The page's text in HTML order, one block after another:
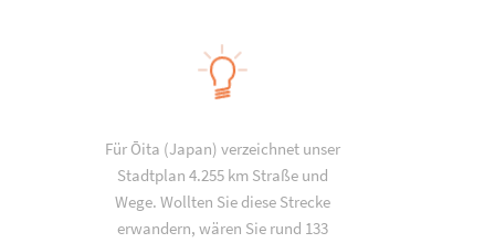
Für Ōita (Japan) verzeichnet unser
Stadtplan 4.255 km Straße und
Wege. Wollten Sie diese Strecke
erwandern, wären Sie rund 133